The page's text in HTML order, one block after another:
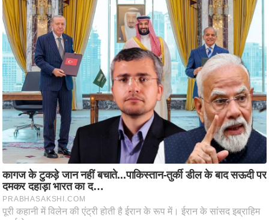
ले
श
न
शि
प
रा
ज
नी
ति
वि
श्ले
ष
ण